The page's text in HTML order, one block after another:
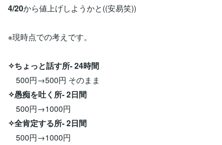
4/20から値上げしようかと((安易笑))
※現時点での考えです。
✧ちょっと話す所- 24時間
500円→500円 そのまま
✧愚痴を吐く所- 2日間
500円→1000円
✧全肯定する所- 2日間
500円→1000円